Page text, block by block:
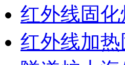
红外线固
红外线加